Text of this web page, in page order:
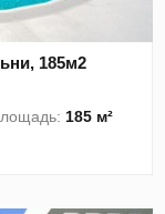
185м2
185 м²